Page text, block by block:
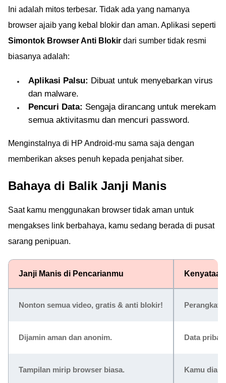
Ini adalah mitos terbesar. Tidak ada yang namanya
browser ajaib yang kebal blokir dan aman. Aplikasi seperti
Simontok Browser Anti Blokir dari sumber tidak resmi
biasanya adalah:
Aplikasi Palsu: Dibuat untuk menyebarkan virus
dan malware.
Pencuri Data: Sengaja dirancang untuk merekam
semua aktivitasmu dan mencuri password.
Menginstalnya di HP Android-mu sama saja dengan
memberikan akses penuh kepada penjahat siber.
Bahaya di Balik Janji Manis
Saat kamu menggunakan browser tidak aman untuk
mengakses link berbahaya, kamu sedang berada di pusat
sarang penipuan.
Janji Manis di Pencarianmu
Nonton semua video, gratis & anti blokir!
Dijamin aman dan anonim. Data
Tampilan mirip browser biasa. Kamu